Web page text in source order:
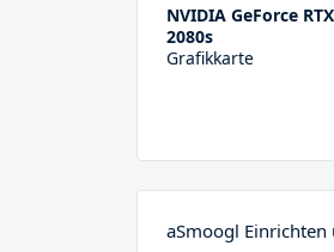
NVIDIA GeForce RTX
2080s
Grafikkarte
aSmoogl Einrichten